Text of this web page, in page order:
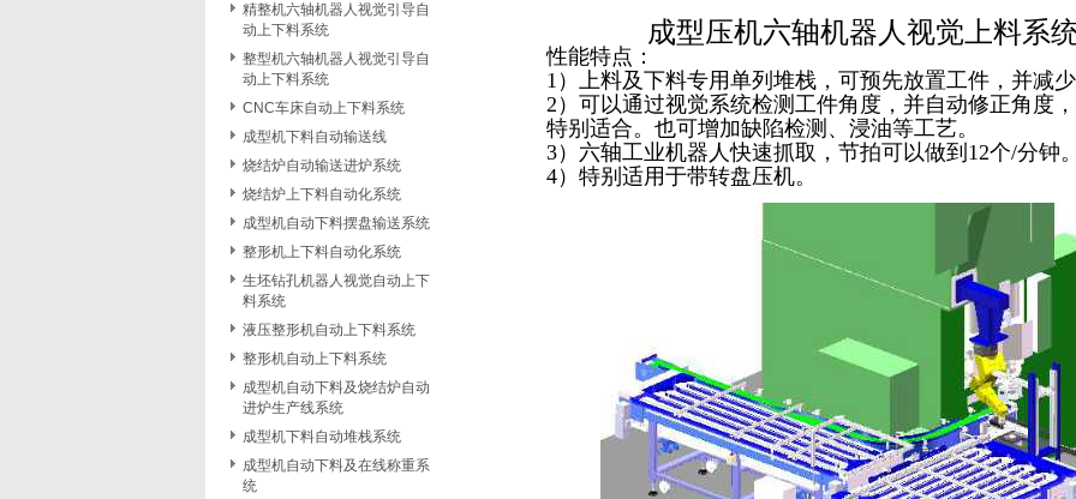
精整机六轴机器人视觉引导自
动上下料系统
整型机六轴机器人视觉引导自
动上下料系统
CNC车床自动上下料系统
成型机下料自动输送线
烧结炉自动输送进炉系统
烧结炉上下料自动化系统
成型机自动下料摆盘输送系统
整形机上下料自动化系统
生坯钻孔机器人视觉自动上下
料系统
液压整形机自动上下料系统
整形机自动上下料系统
成型机自动下料及烧结炉自动
进炉生产线系统
成型机下料自动堆栈系统
成型机自动下料及在线称重系
统
成型压机六轴机器人视觉上料系
性能特点：
1）上料及下料专用单列堆栈，可预先放置工件，并减
2）可以通过视觉系统检测工件角度，并自动修正角度
特别适合。也可增加缺陷检测、浸油等工艺。
3）六轴工业机器人快速抓取，节拍可以做到12个/分钟
4）特别适用于带转盘压机。